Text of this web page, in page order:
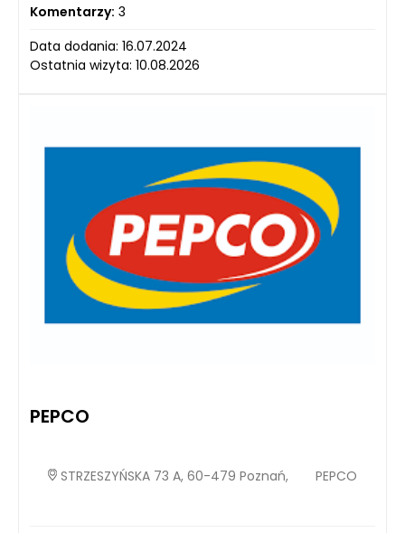
Komentarzy: 3
Data dodania: 16.07.2024
Ostatnia wizyta: 10.08.2026
PEPCO
STRZESZYŃSKA 73 A, 60-479 Poznań, PEPCO